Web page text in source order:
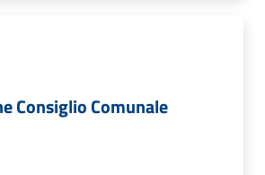
Consiglio Comunale